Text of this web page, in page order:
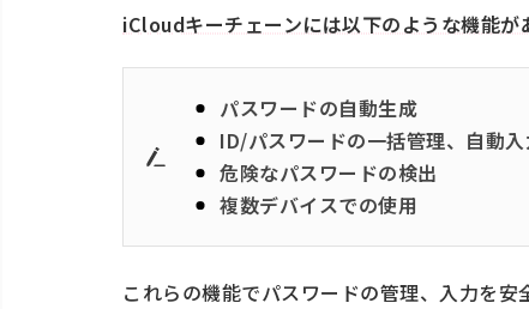
に行いましょう
iCloudキーチェーンには以下のような機能が
パスワードの自動生成
ID/パスワードの一括管理、自動入
危険なパスワードの検出
複数デバイスでの使用
これらの機能でパスワードの管理、入力を